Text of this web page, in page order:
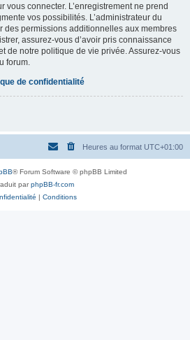
vous connecter. L’enregistrement ne prend
vos possibilités. L’administrateur du
des permissions additionnelles aux membres
assurez-vous d’avoir pris connaissance
de notre politique de vie privée. Assurez-vous
forum.
de confidentialité
Heures au format UTC+01:00
® Forum Software © phpBB Limited
parphpBB-fr.com
| Conditions